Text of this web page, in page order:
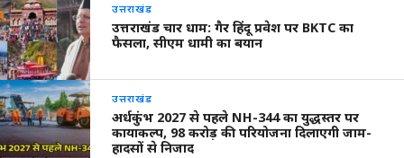
उत्तराखंड
उत्तराखंड चार धाम: गैर हिंदू प्रवेश पर BKTC का
फैसला, सीएम धामी का बयान
उत्तराखंड
अर्धकुंभ 2027 से पहले NH-344 का युद्धस्तर पर
कायाकल्प, 98 करोड़ की परियोजना दिलाएगी जाम-
हादसों से निजाद